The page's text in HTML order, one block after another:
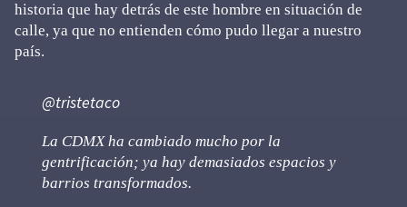
historia que hay detrás de este hombre en situación de
calle, ya que no entienden cómo pudo llegar a nuestro
país.
@tristetaco
La CDMX ha cambiado mucho por la
gentrificación; ya hay demasiados espacios y
barrios transformados.